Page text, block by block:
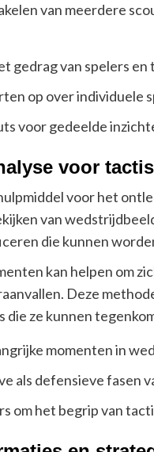
van meerdere
gedrag van spelers
op over individuele
voor gedeelde
voor
voor het
van
die kunnen
kan helpen om
Deze
die ze kunnen
momenten in
als defensieve fasen
om het begrip van